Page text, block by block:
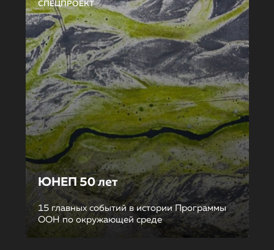
СПЕЦПРОЕКТ
ЮНЕП 50 лет
15 главных событий в истории Программы
ООН по окружающей среде